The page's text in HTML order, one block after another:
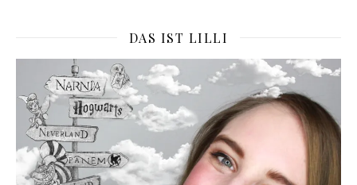
DAS IST LILLI